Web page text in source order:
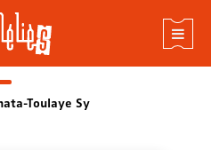
Toulaye Sy